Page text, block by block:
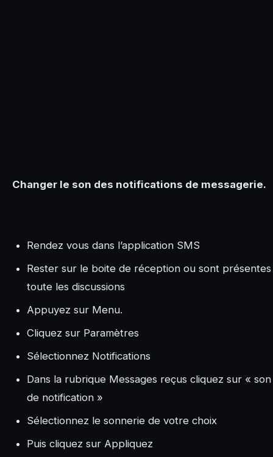
Changer le son des notifications de messagerie.
Rendez vous dans l’application SMS
Rester sur le boite de réception ou sont présentes
toute les discussions
Appuyez sur Menu.
Cliquez sur Paramètres
Sélectionnez Notifications
Dans la rubrique Messages reçus cliquez sur « son
de notification »
Sélectionnez le sonnerie de votre choix
Puis cliquez sur Appliquez